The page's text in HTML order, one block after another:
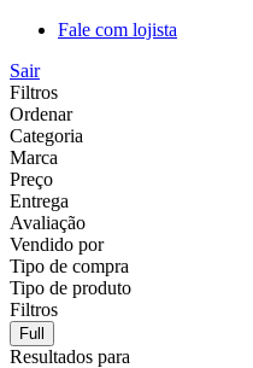
Fale com lojista
Sair
Filtros
Ordenar
Categoria
Marca
Preço
Entrega
Avaliação
Vendido por
Tipo de compra
Tipo de produto
Filtros
Full
Resultados para